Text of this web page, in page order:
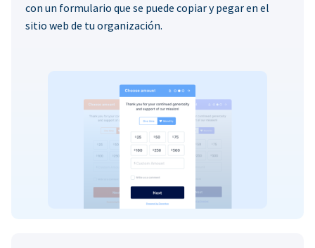
con un formulario que se puede copiar y pegar en el
sitio web de tu organización.